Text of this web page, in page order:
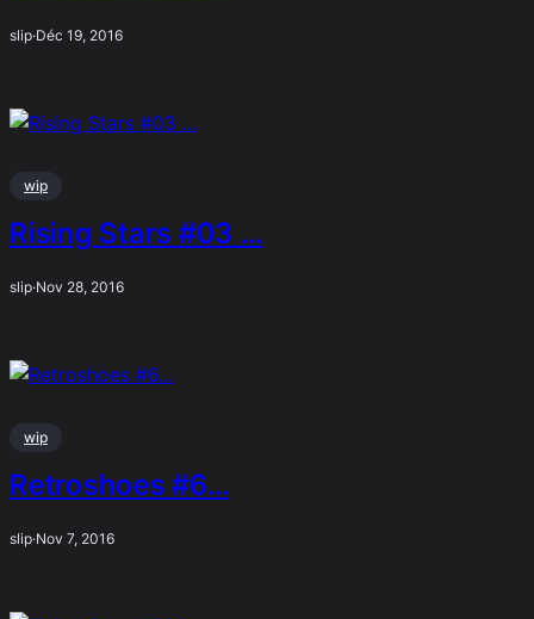
slip·Déc 19, 2016
wip
Rising Stars #03 …
slip·Nov 28, 2016
wip
Retroshoes #6…
slip·Nov 7, 2016